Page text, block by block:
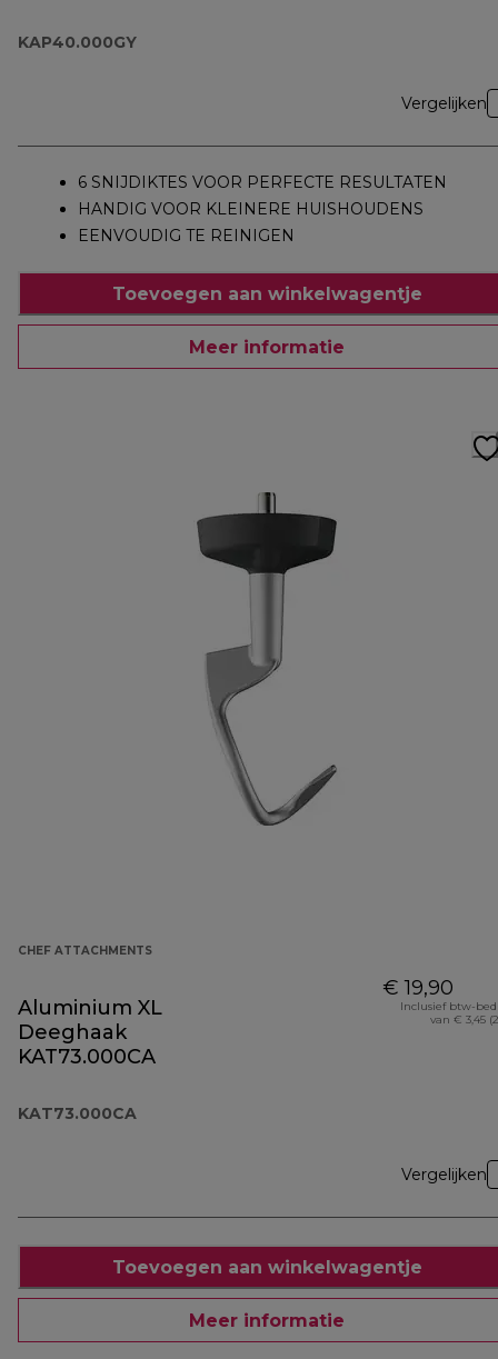
KAP40.000GY
Vergelijken
6 SNIJDIKTES VOOR PERFECTE RESULTATEN
HANDIG VOOR KLEINERE HUISHOUDENS
EENVOUDIG TE REINIGEN
Toevoegen aan winkelwagentje
Meer informatie
CHEF ATTACHMENTS
Aluminium XL
Deeghaak
KAT73.000CA
KAT73.000CA
€ 19,90
Inclusief btw-
van € 3,45
Vergelijken
Toevoegen aan winkelwagentje
Meer informatie